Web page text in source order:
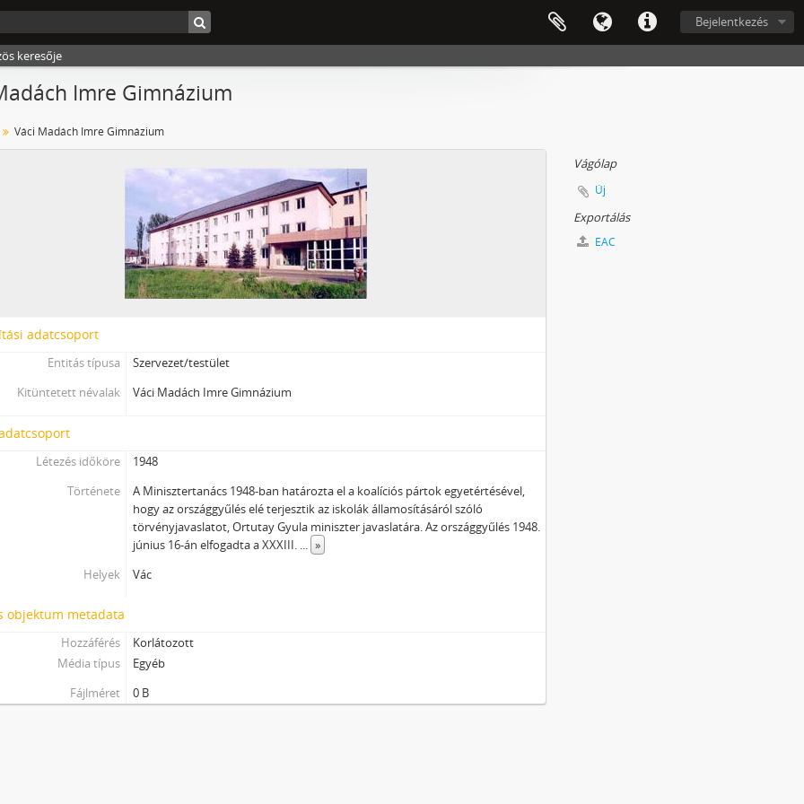
Bejelentkezés
keresője
Imre Gimnázium
Váci Madách Imre Gimnázium
adatcsoport
Entitás típusa
Szervezet/testület
Kitüntetett névalak
Váci Madách Imre Gimnázium
Létezés időköre
1948
Története
A Minisztertanács 1948-ban határozta el a koalíciós pártok egyetértésével,
hogy az országgyűlés elé terjesztik az iskolák államosításáról szóló
törvényjavaslatot, Ortutay Gyula miniszter javaslatára. Az országgyűlés 1948.
június 16-án elfogadta a XXXIII. ... »
Helyek
Vác
objektum metadata
Hozzáférés
Korlátozott
Média típus
Egyéb
Fájlméret
0 B
Vágólap
Új
Exportálás
EAC